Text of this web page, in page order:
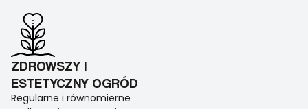
ZDROWSZY I
ESTETYCZNY OGRÓD
Regularne i równomierne